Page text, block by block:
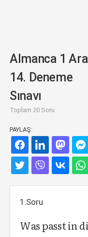
Almanca 1 Ara
14. Deneme
Sınavı
Toplam 20 Soru
PAYLAŞ:
1.Soru
Was passt in